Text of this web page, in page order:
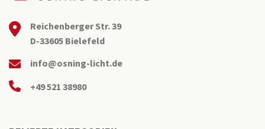
Reichenberger Str. 39
D-33605 Bielefeld
info@osning-licht.de
+49 521 38980